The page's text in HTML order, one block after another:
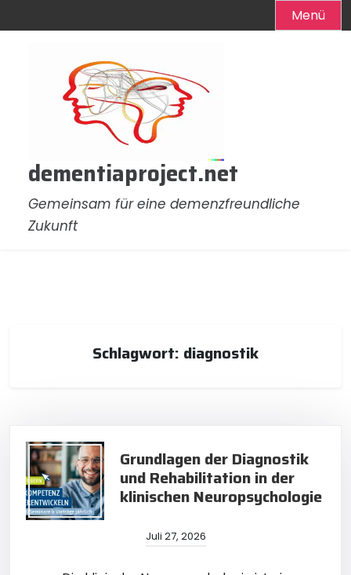
Menü
dementiaproject.net
Gemeinsam für eine demenzfreundliche
Zukunft
Schlagwort: diagnostik
Grundlagen der Diagnostik
und Rehabilitation in der
klinischen Neuropsychologie
Juli 27, 2026